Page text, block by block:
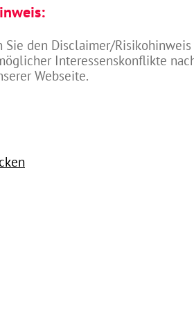
Sie den Disclaimer/
Interessenskonflikte
Webseite.